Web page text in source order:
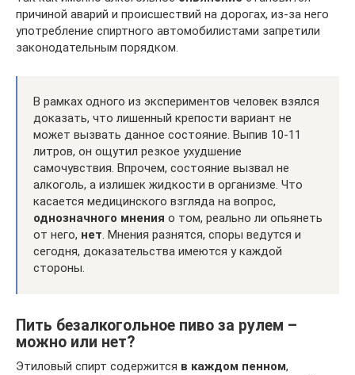
причиной аварий и происшествий на дорогах, из-за него
употребление спиртного автомобилистами запретили
законодательным порядком.
В рамках одного из экспериментов человек взялся
доказать, что лишенный крепости вариант не
может вызвать данное состояние. Выпив 10-11
литров, он ощутил резкое ухудшение
самочувствия. Впрочем, состояние вызвал не
алкоголь, а излишек жидкости в организме. Что
касается медицинского взгляда на вопрос,
однозначного мнения о том, реально ли опьянеть
от него, нет. Мнения разнятся, споры ведутся и
сегодня, доказательства имеются у каждой
стороны.
Пить безалкогольное пиво за рулем –
можно или нет?
Этиловый спирт содержится в каждом пенном,